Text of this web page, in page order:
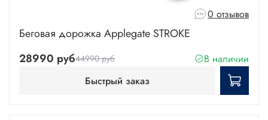
0 отзывов
Беговая дорожка Applegate STROKE
28990 руб44990 руб
В наличии
Быстрый заказ